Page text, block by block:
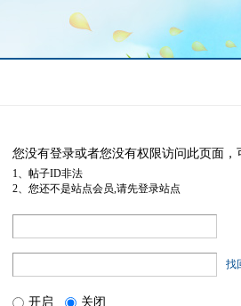
您没有登录或者您没有权限访问此页面
1、帖子ID非法
2、您还不是站点会员,请先登录站点
找
开启 关闭